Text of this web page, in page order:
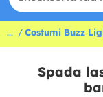
... Costumi Buzz
Spada